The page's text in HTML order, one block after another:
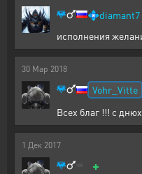
💠diamant7
исполнения
30 Мар 2018
Vohr_Vitte
Всех благ !!! с
1 Дек 2017
+